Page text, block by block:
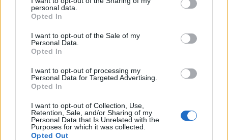
personal data.
Opted In
I want to opt-out of the Sale of my
Personal Data.
Opted In
I want to opt-out of processing my
Personal Data for Targeted Advertising.
Opted In
I want to opt-out of Collection, Use,
Retention, Sale, and/or Sharing of my
Personal Data that Is Unrelated with the
Purposes for which it was collected.
Opted Out
működhet a jelenlegi
körülmények között a
cernavodai atomerőmű
Százszázalékos kamatra adott
kölcsönt a letartóztatott uzsorás. Akár
40 fok is várható vasárnap a nyugati
országrészben.